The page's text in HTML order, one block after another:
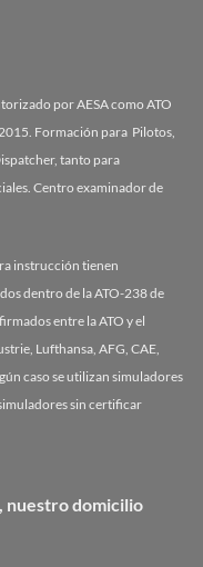
por AESA como ATO
Formación para Pilotos,
tanto para
Centro examinador de
instrucción tienen
dentro de la ATO-238 de
entre la ATO y el
Lufthansa, AFG, CAE,
caso se utilizan simuladores
sin certificar
nuestro domicilio